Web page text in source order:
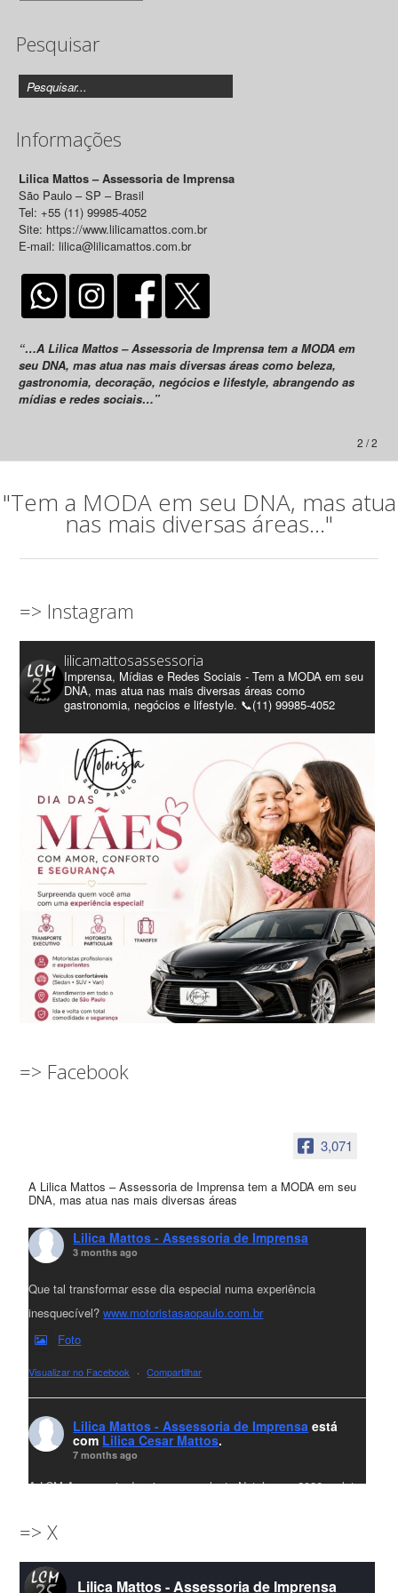
Releases
Pesquisar
Informações
Lilica Mattos – Assessoria de Imprensa
São Paulo – SP – Brasil
Tel: +55 (11) 99985-4052
Site: https://www.lilicamattos.com.br
E-mail: lilica@lilicamattos.com.br
“…A Lilica Mattos – Assessoria de Imprensa tem a MODA em
seu DNA, mas atua nas mais diversas áreas como beleza,
gastronomia, decoração, negócios e lifestyle, abrangendo as
mídias e redes sociais…”
2 / 2
"Tem a MODA em seu DNA, mas atua
nas mais diversas áreas..."
=> Instagram
lilicamattosassessoria
Imprensa, Mídias e Redes Sociais - Tem a MODA em seu
DNA, mas atua nas mais diversas áreas como
gastronomia, negócios e lifestyle. 📞(11) 99985-4052
=> Facebook
3,071
A Lilica Mattos – Assessoria de Imprensa tem a MODA em seu
DNA, mas atua nas mais diversas áreas
Lilica Mattos - Assessoria de Imprensa
3 months ago
Que tal transformar esse dia especial numa experiência
inesquecível?www.motoristasaopaulo.com.br
Foto
Visualizar no Facebook · Compartilhar
Lilica Mattos - Assessoria de Imprensa está
com Lilica Cesar Mattos.
7 months ago
A LCM Assessoria deseja um excelente Natal e um 2026 repleto
amigos que sempre nos acompanham!🎄✨🥂❤️
#lcmassessoriassessoria#natal #merrychristmas #felizanonovo
=> X
Lilica Mattos - Assessoria de Imprensa